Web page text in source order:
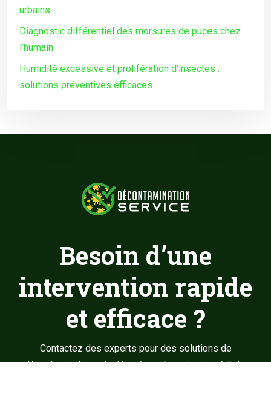
urbains
Diagnostic différentiel des morsures de puces chez
l’humain
Humidité excessive et prolifération d’insectes :
solutions préventives efficaces
Besoin d’une
intervention rapide
et efficace ?
Contactez des experts pour des solutions de
décontamination adaptées à vos besoins immédiats.